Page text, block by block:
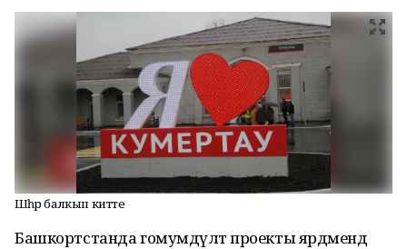
Шәһәр балкып китте
Башкортстанда гомумдәүләт проекты ярдәмендә